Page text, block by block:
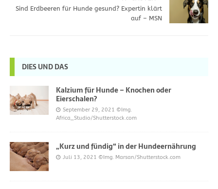
Sind Erdbeeren für Hunde gesund? Expertin klärt
auf – MSN
DIES UND DAS
Kalzium für Hunde – Knochen oder
Eierschalen?
September 29, 2021 ©Img.
Africa_Studio/Shutterstock.com
„Kurz und fündig“ in der Hundeernährung
Juli 13, 2021 ©Img. Marsan/Shutterstock.com